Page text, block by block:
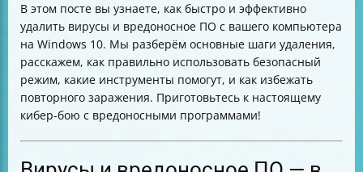
Windows 10
Какие инструменты использовать для удаления
вредоносного ПО
Особенности удаления вредоносного ПО на Mac
Как очистить Google Chrome от вредоносного ПО
Что делать, если вредоносное ПО не удаляется
Как защитить компьютер от повторного заражения
Резюме
В этом посте вы узнаете, как быстро и эффективно
удалить вирусы и вредоносное ПО с вашего компьютера
на Windows 10. Мы разберём основные шаги удаления,
расскажем, как правильно использовать безопасный
режим, какие инструменты помогут, и как избежать
повторного заражения. Приготовьтесь к настоящему
кибер-бою с вредоносными программами!